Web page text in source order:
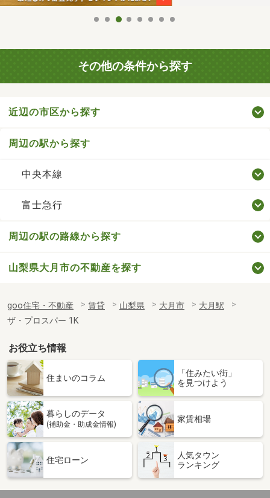
その他の条件から探す
近辺の市区から探す
周辺の駅から探す
中央本線
富士急行
周辺の駅の路線から探す
山梨県大月市の不動産を探す
goo住宅・不動産 賃貸 山梨県 大月市
大月駅
ザ・プロスパー 1K
お役立ち情報
住まいのコラム
「住みたい街」
を見つけよう
暮らしのデータ
(補助金・助成金情報)
家賃相場
住宅ローン
人気タウン
ランキング